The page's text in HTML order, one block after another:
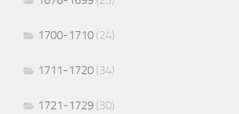
1700-1710 (24)
1711-1720 (34)
1721-1729 (30)